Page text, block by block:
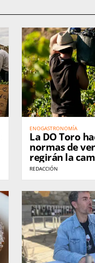
ENOGASTRONOMÍA
La DO Toro
normas de
regirán la
REDACCIÓN